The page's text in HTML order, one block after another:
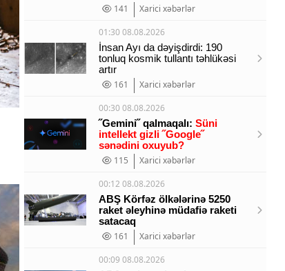
141
Xarici xəbərlər
01:30 08.08.2026
İnsan Ayı da dəyişdirdi: 190
tonluq kosmik tullantı təhlükəsi
artır
161
Xarici xəbərlər
00:30 08.08.2026
˝Gemini˝ qalmaqalı: Süni
intellekt gizli ˝Google˝
sənədini oxuyub?
115
Xarici xəbərlər
00:12 08.08.2026
ABŞ Körfəz ölkələrinə 5250
raket əleyhinə müdafiə raketi
satacaq
161
Xarici xəbərlər
00:09 08.08.2026